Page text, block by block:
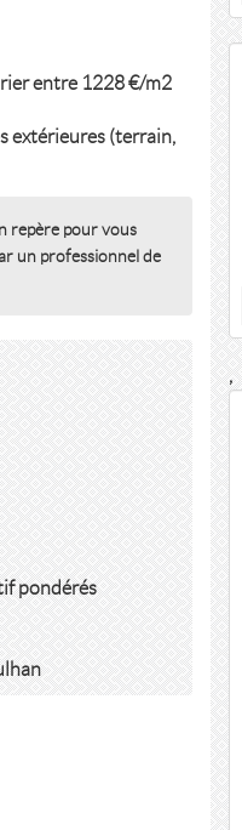
entre 1228 €/m2
extérieures (terrain,
repère pour vous
un professionnel de
pondérés
,